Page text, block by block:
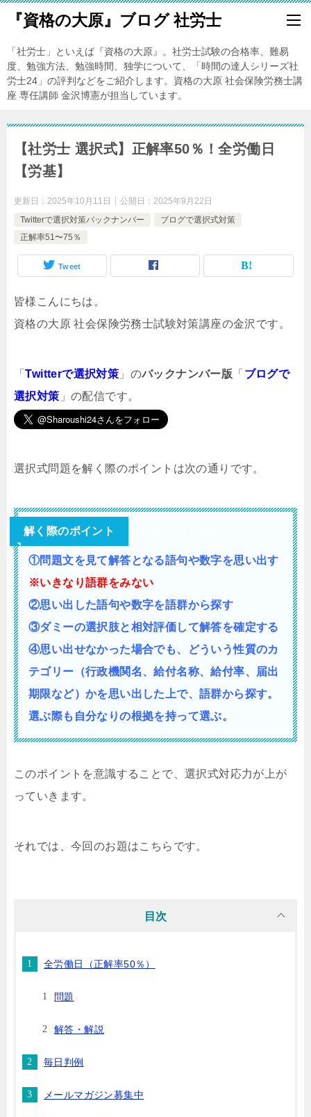
『資格の大原』ブログ 社労士
「社労士」といえば『資格の大原』。社労士試験の合格率、難易
度、勉強方法、勉強時間、独学について、「時間の達人シリーズ社
労士24」の評判などをご紹介します。資格の大原 社会保険労務士講
座 専任講師 金沢博憲が担当しています。
【社労士 選択式】正解率50％！全労働日
【労基】
更新日： 2025年10月11日 公開日： 2025年9月22日
Twitterで選択対策バックナンバー
ブログで選択式対策
正解率51〜75％
Tweet
皆様こんにちは。
資格の大原 社会保険労務士試験対策講座の金沢です。
「Twitterで選択対策 」のバックナンバー版 「 ブログで
選択対策 」の配信です。
選択式問題を解く際のポイントは次の通りです。
解く際のポイント
①問題文を見て解答となる語句や数字を思い出す
※いきなり語群をみない
②思い出した語句や数字を語群から探す
③ダミーの選択肢と相対評価して解答を確定する
④思い出せなかった場合でも、どういう性質のカ
テゴリー（行政機関名、給付名称、給付率、届出
期限など）かを思い出した上で、語群から探す。
選ぶ際も自分なりの根拠を持って選ぶ。
このポイントを意識することで、選択式対応力が上が
っていきます。
それでは、今回のお題はこちらです。
目次
全労働日（正解率50％）
問題
解答・解説
毎日判例
メールマガジン募集中